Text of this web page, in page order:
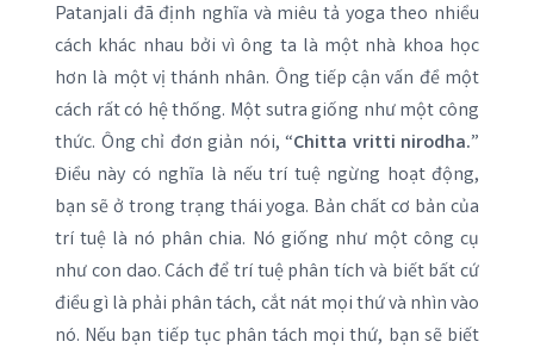
Patanjali đã định nghĩa và miêu tả yoga theo nhiều
cách khác nhau bởi vì ông ta là một nhà khoa học
hơn là một vị thánh nhân. Ông tiếp cận vấn đề một
cách rất có hệ thống. Một sutra giống như một công
thức. Ông chỉ đơn giản nói, “Chitta vritti nirodha.”
Điều này có nghĩa là nếu trí tuệ ngừng hoạt động,
bạn sẽ ở trong trạng thái yoga. Bản chất cơ bản của
trí tuệ là nó phân chia. Nó giống như một công cụ
như con dao. Cách để trí tuệ phân tích và biết bất cứ
điều gì là phải phân tách, cắt nát mọi thứ và nhìn vào
nó. Nếu bạn tiếp tục phân tách mọi thứ, bạn sẽ biết